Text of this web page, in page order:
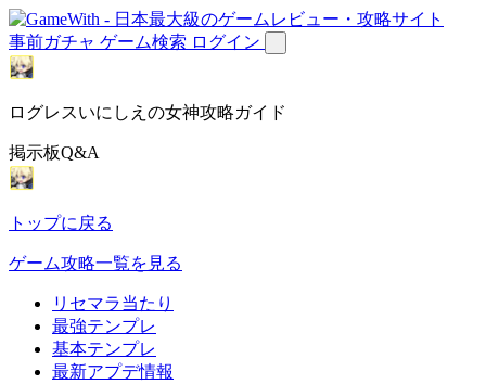
事前ガチャ ゲーム検索 ログイン
ログレスいにしえの女神攻略ガイド
掲示板Q&A
トップに戻る
ゲーム攻略一覧を見る
リセマラ当たり
最強テンプレ
基本テンプレ
最新アプデ情報